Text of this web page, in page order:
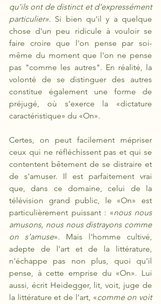
qu'ils ont de distinct et d'expressément
particulier». Si bien qu'il y a quelque
chose d'un peu ridicule à vouloir se
faire croire que l'on pense par soi-
même du moment que l'on ne pense
pas "comme les autres". En réalité, la
volonté de se distinguer des autres
constitue également une forme de
préjugé, où s'exerce la «dictature
caractéristique» du «On».
Certes, on peut facilement mépriser
ceux qui ne réfléchissent pas et qui se
contentent bêtement de se distraire et
de s'amuser. Il est parfaitement vrai
que, dans ce domaine, celui de la
télévision grand public, le «On» est
particulièrement puissant : «nous nous
amusons, nous nous distrayons comme
on s'amuse». Mais l'homme cultivé,
adepte de l'art et de la littérature,
n'échappe pas non plus, quoi qu'il
pense, à cette emprise du «On». Lui
aussi, écrit Heidegger, lit, voit, juge de
la littérature et de l'art, «comme on voit